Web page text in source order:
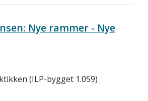
Nye rammer - Nye
(ILP-bygget 1.059)